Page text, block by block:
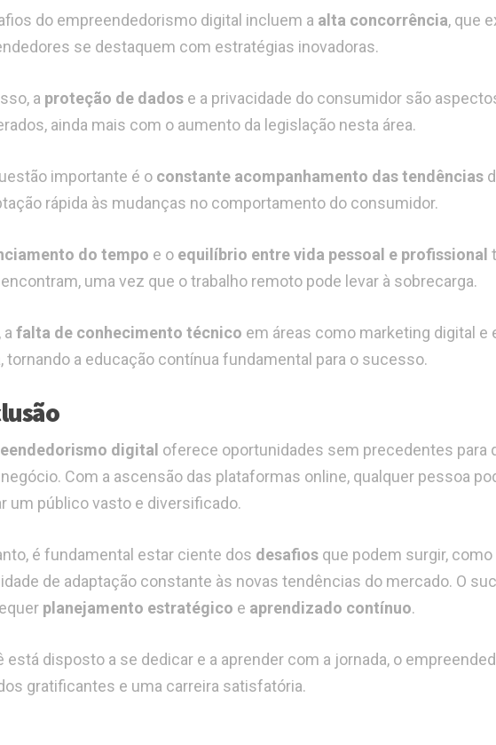
do empreendedorismo digital incluem a alta concorrência, que
se destaquem com estratégias inovadoras.
a proteção de dadose a privacidade do consumidor são
ainda mais com o aumento da legislação nesta área.
importante é o constante acompanhamento das tendências
rápida às mudanças no comportamento do consumidor.
do tempo e o equilíbrio entre vida pessoal e profissional
uma vez que o trabalho remoto pode levar à sobrecarga.
a falta de conhecimento técnico em áreas como marketing digital
tornando a educação contínua fundamental para o sucesso.
digital oferece oportunidades sem precedentes para
Com a ascensão das plataformas online, qualquer pessoa
um público vasto e diversificado.
é fundamental estar ciente dos desafiosque podem surgir,
de adaptação constante às novas tendências do mercado. O
planejamento estratégico e aprendizado contínuo.
está disposto a se dedicar e a aprender com a jornada, o
gratificantes e uma carreira satisfatória.